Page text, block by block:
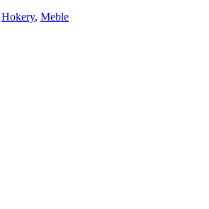
Hokery, Meble